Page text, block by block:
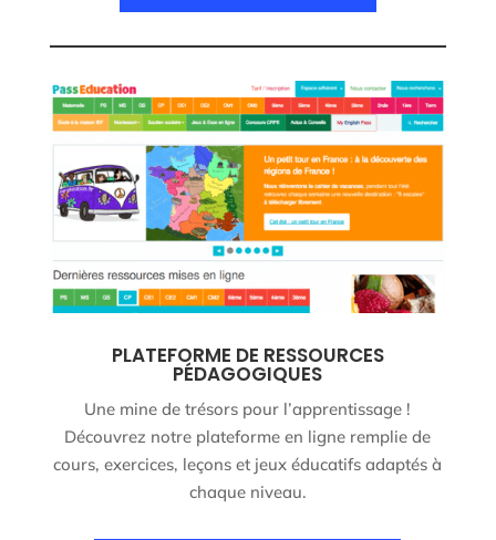
PLATEFORME DE RESSOURCES
PÉDAGOGIQUES
Une mine de trésors pour l’apprentissage !
Découvrez notre plateforme en ligne remplie de
cours, exercices, leçons et jeux éducatifs adaptés à
chaque niveau.